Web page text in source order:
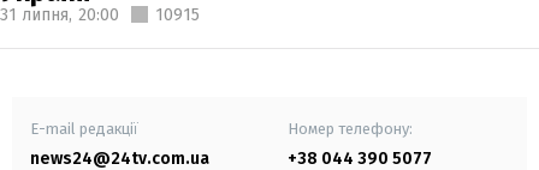
31 липня, 20:00 10915
E-mail редакції
news24@24tv.com.ua
Номер телефону:
+38 044 390 5077